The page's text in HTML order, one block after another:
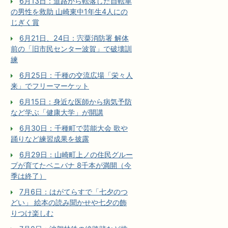
の男性を救助 山崎東中1年生4人にの
じぎく賞
6月21日、24日：宍粟消防署 解体
前の「旧市民センター波賀」で破壊訓
練
6月25日：千種の交流広場「栄々人
来」でフリーマーケット
6月15日：身近な医師から病気予防
など学ぶ「健康大学」が開講
6月30日：千種町で芸能大会 歌や
踊りなど練習成果を披露
6月29日：山崎町上ノの住民グルー
プが育てたベニバナ 8千本が満開（今
季は終了）
7月6日：はがてらすで「七夕のつ
どい」 絵本の読み聞かせや七夕の飾
りつけ楽しむ